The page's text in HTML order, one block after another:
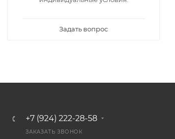
Задать вопрос
+7 (924) 222-28-58
ЗАКАЗАТЬ ЗВОНОК